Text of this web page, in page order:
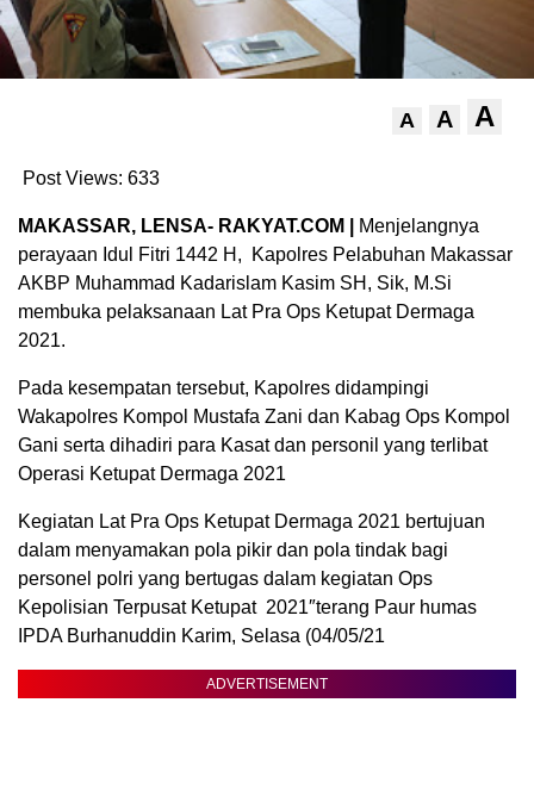
A A A
Post Views: 633
MAKASSAR, LENSA- RAKYAT.COM |
Menjelangnya
perayaan Idul Fitri 1442 H, Kapolres Pelabuhan Makassar
AKBP Muhammad Kadarislam Kasim SH, Sik, M.Si
membuka pelaksanaan Lat Pra Ops Ketupat Dermaga
2021.
Pada kesempatan tersebut, Kapolres didampingi
Wakapolres Kompol Mustafa Zani dan Kabag Ops Kompol
Gani serta dihadiri para Kasat dan personil yang terlibat
Operasi Ketupat Dermaga 2021
Kegiatan Lat Pra Ops Ketupat Dermaga 2021 bertujuan
dalam menyamakan pola pikir dan pola tindak bagi
personel polri yang bertugas dalam kegiatan Ops
Kepolisian Terpusat Ketupat 2021″terang Paur humas
IPDA Burhanuddin Karim, Selasa (04/05/21
ADVERTISEMENT